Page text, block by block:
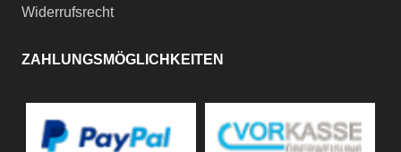
Widerrufsrecht
ZAHLUNGSMÖGLICHKEITEN